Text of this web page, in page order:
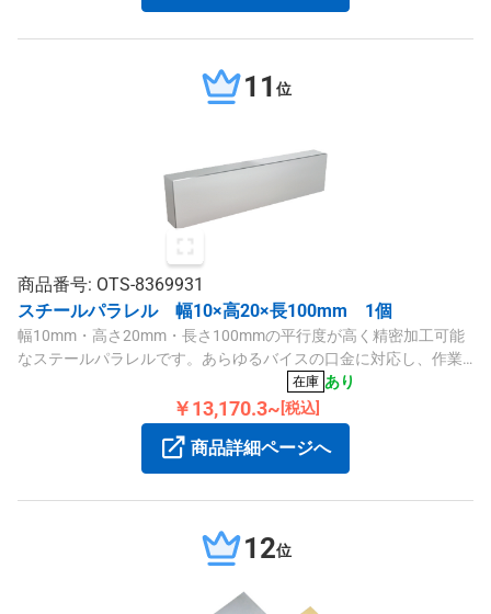
11 位
商品番号: OTS-8369931
スチールパラレル 幅10×高20×長100mm 1個
幅10mm・高さ20mm・長さ100mmの平行度が高く精密加工可能
なステールパラレルです。あらゆるバイスの口金に対応し、作業
在庫 あり
￥13,170.3~ [税込]
商品詳細ページへ
12位